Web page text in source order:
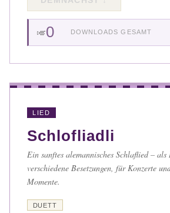
🎺0 DOWNLOADS GESAMT
LIED
Schlofliadli
Ein sanftes alemannisches Schlaflied –
verschiedene Besetzungen, für Konzerte
Momente.
DUETT